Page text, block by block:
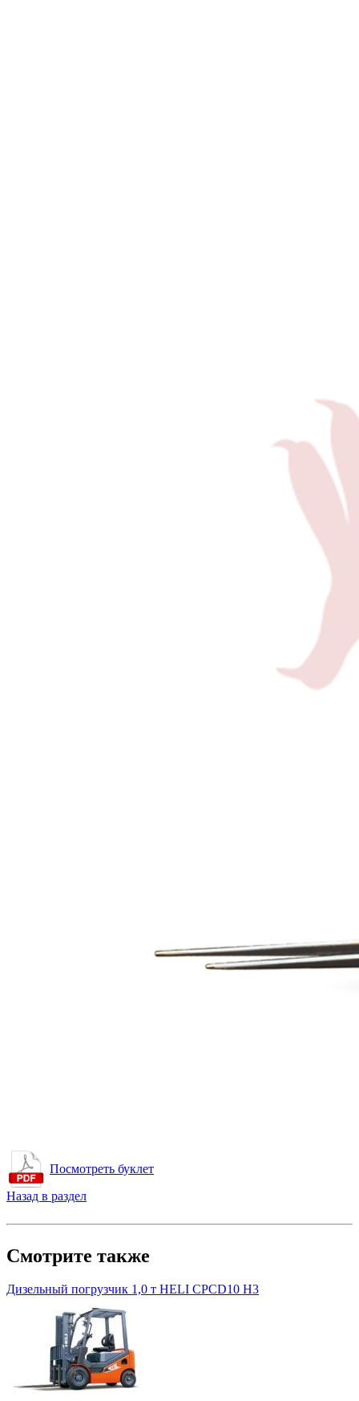
Посмотреть буклет
Назад в раздел
Смотрите также
Дизельный погрузчик 1,0 т HELI CPСD10 H3